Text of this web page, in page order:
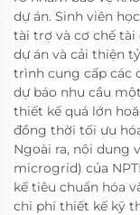
dự án. Sinh viên
tài trợ và cơ chế
dự án và cải thiện
trình cung cấp các
dự báo nhu cầu
thiết kế quá lớn
đồng thời tối ưu
Ngoài ra, nội dung
microgrid) của
kế tiêu chuẩn hóa
chi phí thiết kế kỹ